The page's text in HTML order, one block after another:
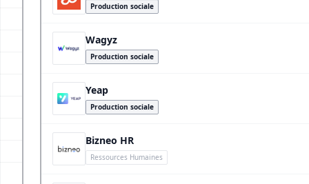
Production sociale
Wagyz
Production sociale
Yeap
Production sociale
Bizneo HR
Ressources Humaines